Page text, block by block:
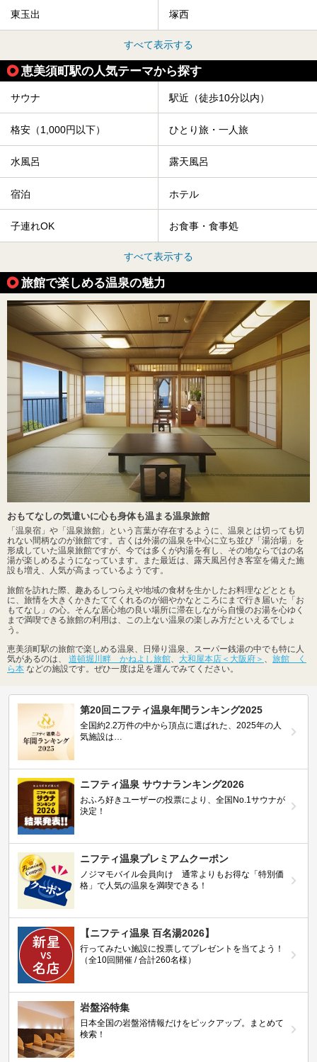
東玉出 塚西
すべて表示する
恵美須町駅の人気テーマから探す
サウナ 駅近（徒歩10分以内）
格安（1,000円以下） ひとり旅・一人旅
水風呂 露天風呂
宿泊 ホテル
子連れOK お食事・食事処
すべて表示する
旅館で楽しめる温泉の魅力
おもてなしの気遣いに心も身体も温まる温泉旅館
「温泉宿」や「温泉旅館」という言葉が存在するように、温泉とは切っても切
れない間柄なのが旅館です。古くは外湯の温泉を中心に立ち並び「湯治場」を
形成していた温泉旅館ですが、今では多くが内湯を有し、その地ならではの名
湯が楽しめるようになっています。また最近は、露天風呂付き客室を備えた施
設も増え、人気が高まっているようです。
旅館を訪れた際、趣あるしつらえや地域の食材を生かしたお料理などととも
に、旅情を大きくかきたててくれるのが細やかなところにまで行き届いた「お
もてなし」の心。そんな居心地の良い場所に滞在しながら自慢のお湯を心ゆく
まで満喫できる旅館の利用は、この上ない温泉の楽しみ方だといえるでしょ
う。
恵美須町駅の旅館で楽しめる温泉、日帰り温泉、スーパー銭湯の中でも特に人
気があるのは、 道頓堀川畔 かねよし旅館 大和屋本店＜大阪府＞
旅館 く
ら本 などの施設です。ぜひ一度は足を運んでみてください。
第20回ニフティ温泉年間ランキング2025
全国約2.2万件の中から頂点に選ばれた、2025年の人
気施設は…
ニフティ温泉 サウナランキング2026
おふろ好きユーザーの投票により、全国No.1サウナが
決定！
ニフティ温泉プレミアムクーポン
ノジマモバイル会員向け 通常よりもお得な「特別価
格」で人気の温泉を満喫できる！
【ニフティ温泉 百名湯2026】
行ってみたい施設に投票してプレゼントを当てよう！
（全10回開催 / 合計260名様）
岩盤浴特集
日本全国の岩盤浴情報だけをピックアップ。まとめて
検索！